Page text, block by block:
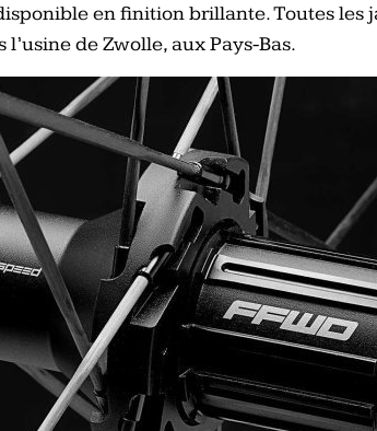
en finition brillante. Toutes les
de Zwolle, aux Pays-Bas.
Le vélo peut-il